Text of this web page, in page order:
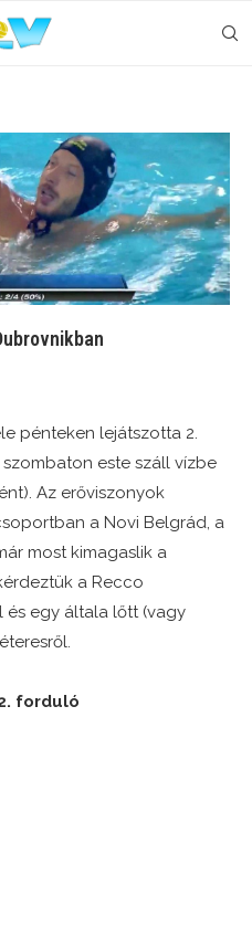
pénteken lejátszotta 2.
este száll vízbe
Az erőviszonyok
a Novi Belgrád, a
most kimagaslik a
a Recco
és egy általa lőtt (vagy
forduló